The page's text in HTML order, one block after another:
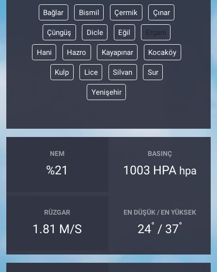
Bağlar Bismil Çermik Çınar
Çüngüş Dicle Eğil Ergani
Hani Hazro Kayapınar Kocaköy
Kulp Lice Silvan Sur
Yenişehir
NEM
%21
BASINÇ
1003 HPA hpa
RÜZGAR
1.81 M/S
EN DÜŞÜK / EN YÜKSEK
24° / 37°